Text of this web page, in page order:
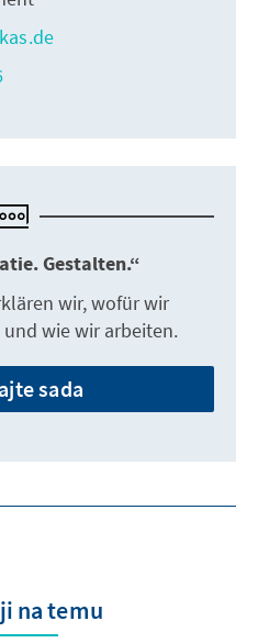
Gestalten.“
wir, wofür wir
wie wir arbeiten.
sada
na temu